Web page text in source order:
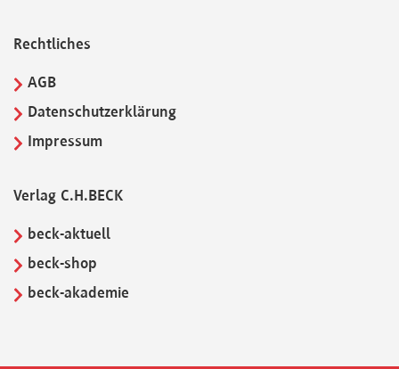
Rechtliches
AGB
Datenschutzerklärung
Impressum
Verlag C.H.BECK
beck-aktuell
beck-shop
beck-akademie